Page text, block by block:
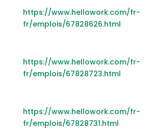
https://www.hellowork.com/fr-
fr/emplois/67828626.html
https://www.hellowork.com/fr-
fr/emplois/67828723.html
https://www.hellowork.com/fr-
fr/emplois/67828731.html